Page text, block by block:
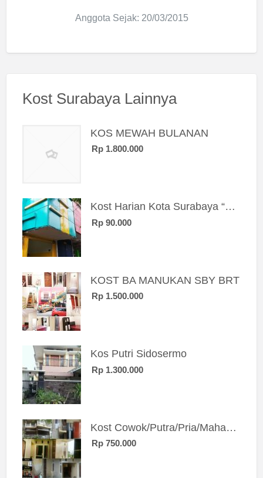
Anggota Sejak: 20/03/2015
Kost Surabaya Lainnya
KOS MEWAH BULANAN
Rp 1.800.000
Kost Harian Kota Surabaya “Sierra Kost”
Rp 90.000
KOST BA MANUKAN SBY BRT
Rp 1.500.000
Kos Putri Sidosermo
Rp 1.300.000
Kost Cowok/Putra/Pria/Mahasiswa/Karyawan SIngle eksklusif bangunan baru
Rp 750.000